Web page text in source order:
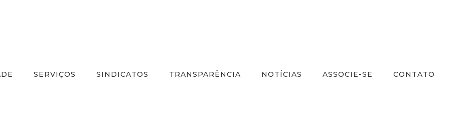
SERVIÇOS SINDICATOS TRANSPARÊNCIA NOTÍCIAS ASSOCIE-SE CONTATO